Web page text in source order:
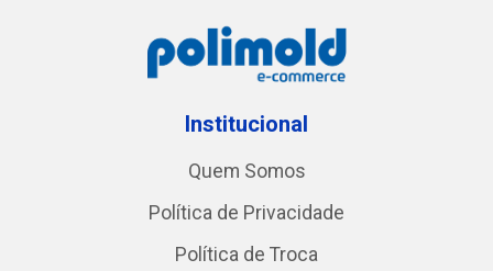
Institucional
Quem Somos
Política de Privacidade
Política de Troca